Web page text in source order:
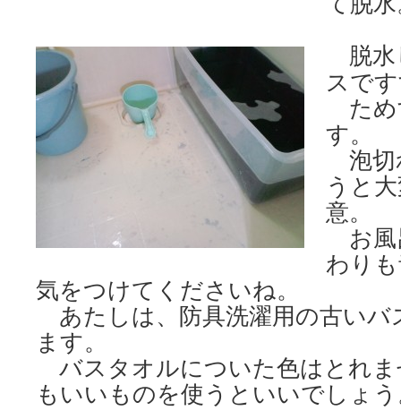
脱水
スで
ため
す。
泡切
うと
意。
お風
わり
気をつけてくださいね。
あたしは、防具洗濯用の古いバ
ます。
バスタオルについた色はとれま
もいいものを使うといいでしょ